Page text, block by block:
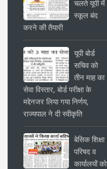
चलते यूपी में
स्कूल बंद
करने की तैयारी
यूपी बोर्ड
सचिव को
तीन माह का
सेवा विस्तार, बोर्ड परीक्षा के
मद्देनजर लिया गया निर्णय,
राज्यपाल ने दी स्वीकृति
बेसिक शिक्षा
परिषद व
कार्यालयों को